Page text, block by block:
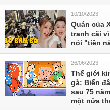
10/10/2023
Quán của
tranh cãi
nói "tiền
26/06/2023
Thế giới
gà: Biến
sau 75
một nửa